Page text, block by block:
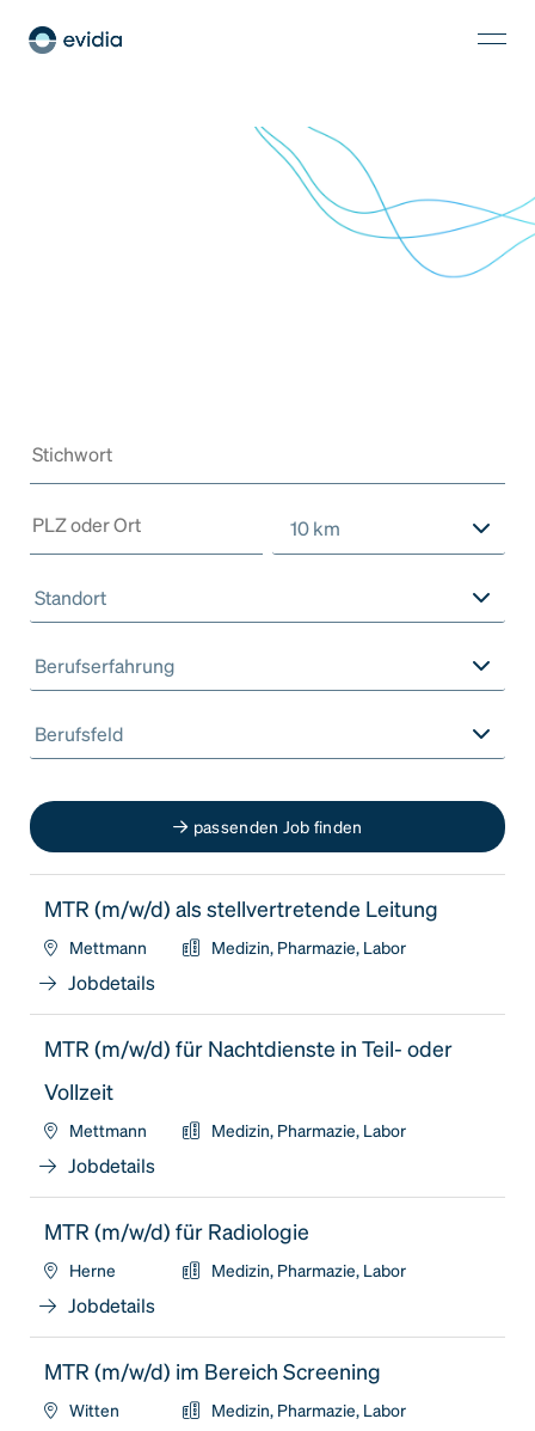
10 km
Standort
Berufserfahrung
Berufsfeld
passenden Job finden
MTR (m/w/d) als stellvertretende Leitung
Mettmann Medizin, Pharmazie, Labor
Jobdetails
MTR (m/w/d) für Nachtdienste in Teil- oder
Vollzeit
Mettmann Medizin, Pharmazie, Labor
Jobdetails
MTR (m/w/d) für Radiologie
Herne Medizin, Pharmazie, Labor
Jobdetails
MTR (m/w/d) im Bereich Screening
Witten Medizin, Pharmazie, Labor